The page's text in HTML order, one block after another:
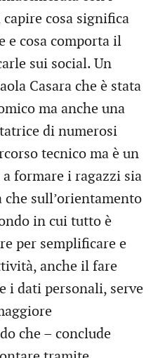
cosa significa
e cosa comporta il
sui social. Un
Casara che è stata
ma anche una
di numerosi
tecnico ma è un
formare i ragazzi sia
che sull’orientamento
in cui tutto è
per semplificare e
anche il fare
i dati personali, serve
che – conclude